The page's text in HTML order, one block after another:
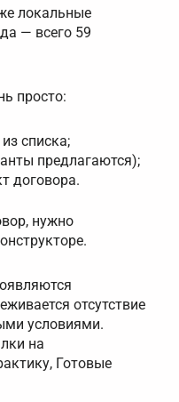
локальные
— всего 59
просто:
списка;
предлагаются);
договора.
нужно
отсутствие
условиями.
на
Готовые